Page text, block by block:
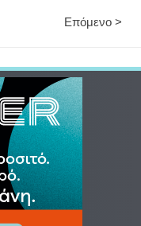
Επόμενο >